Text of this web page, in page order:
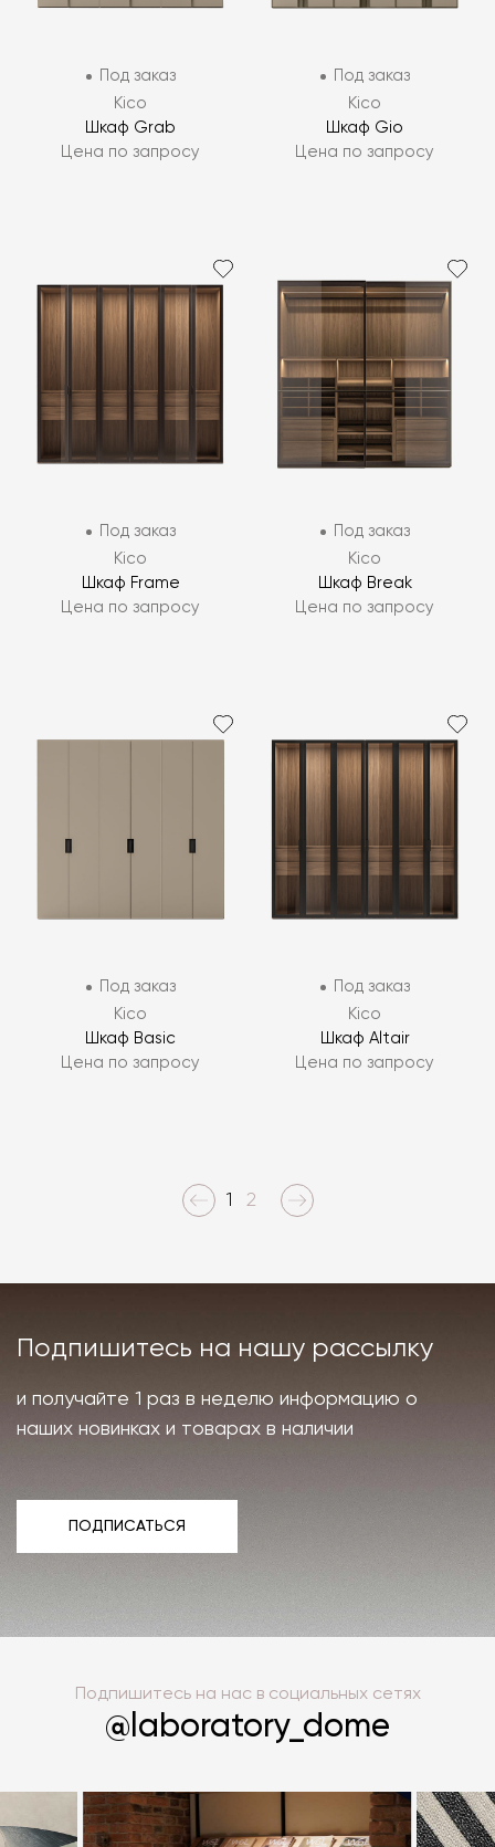
Под заказ
Kico
Шкаф Grab
Цена по запросу
Под заказ
Kico
Шкаф Gio
Цена по запросу
Под заказ
Kico
Шкаф Frame
Цена по запросу
Под заказ
Kico
Шкаф Break
Цена по запросу
Под заказ
Kico
Шкаф Basic
Цена по запросу
Под заказ
Kico
Шкаф Altair
Цена по запросу
1 2
Подпишитесь на нашу рассылку
и получайте 1 раз в неделю информацию о
наших новинках и товарах в наличии
ПОДПИСАТЬСЯ
Подпишитесь на нас в социальных сетях
@laboratory_dome